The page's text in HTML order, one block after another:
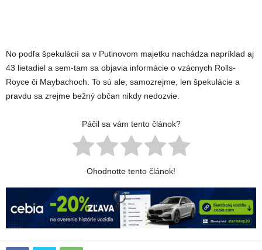
No podľa špekulácií sa v Putinovom majetku nachádza napríklad aj
43 lietadiel a sem-tam sa objavia informácie o vzácnych Rolls-
Royce či Maybachoch. To sú ale, samozrejme, len špekulácie a
pravdu sa zrejme bežný občan nikdy nedozvie.
Páčil sa vám tento článok?
Ohodnotte tento článok!